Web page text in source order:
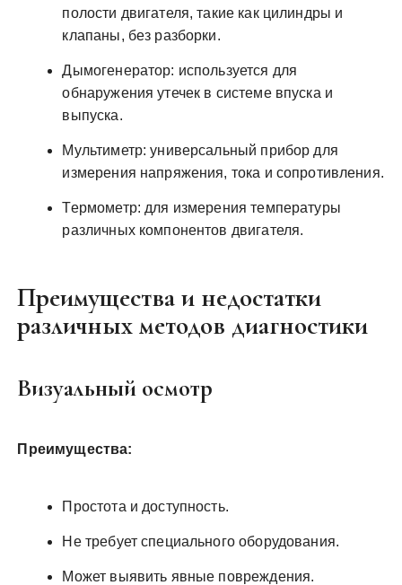
полости двигателя, такие как цилиндры и
клапаны, без разборки.
Дымогенератор: используется для
обнаружения утечек в системе впуска и
выпуска.
Мультиметр: универсальный прибор для
измерения напряжения, тока и сопротивления.
Термометр: для измерения температуры
различных компонентов двигателя.
Преимущества и недостатки
различных методов диагностики
Визуальный осмотр
Преимущества:
Простота и доступность.
Не требует специального оборудования.
Может выявить явные повреждения.